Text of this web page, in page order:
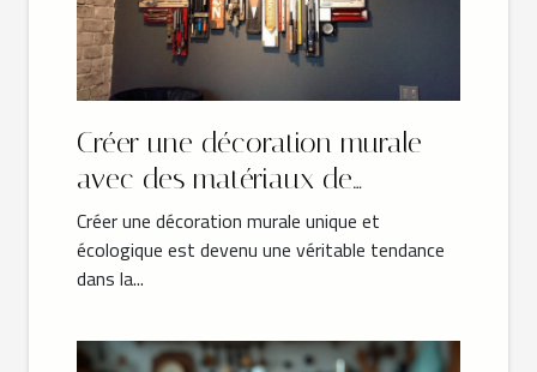
Créer une décoration murale
avec des matériaux de
récupération
Créer une décoration murale unique et
écologique est devenu une véritable tendance
dans la...